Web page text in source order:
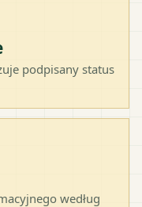
podpisany status
według